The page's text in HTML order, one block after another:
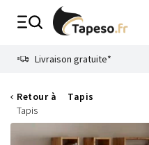
Livraison gratuite*
Retour à
Tapis
Tapis